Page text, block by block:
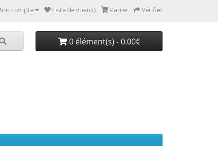
compte Liste de voeux) Panier Vérifier
0 élément(s) - 0.00€